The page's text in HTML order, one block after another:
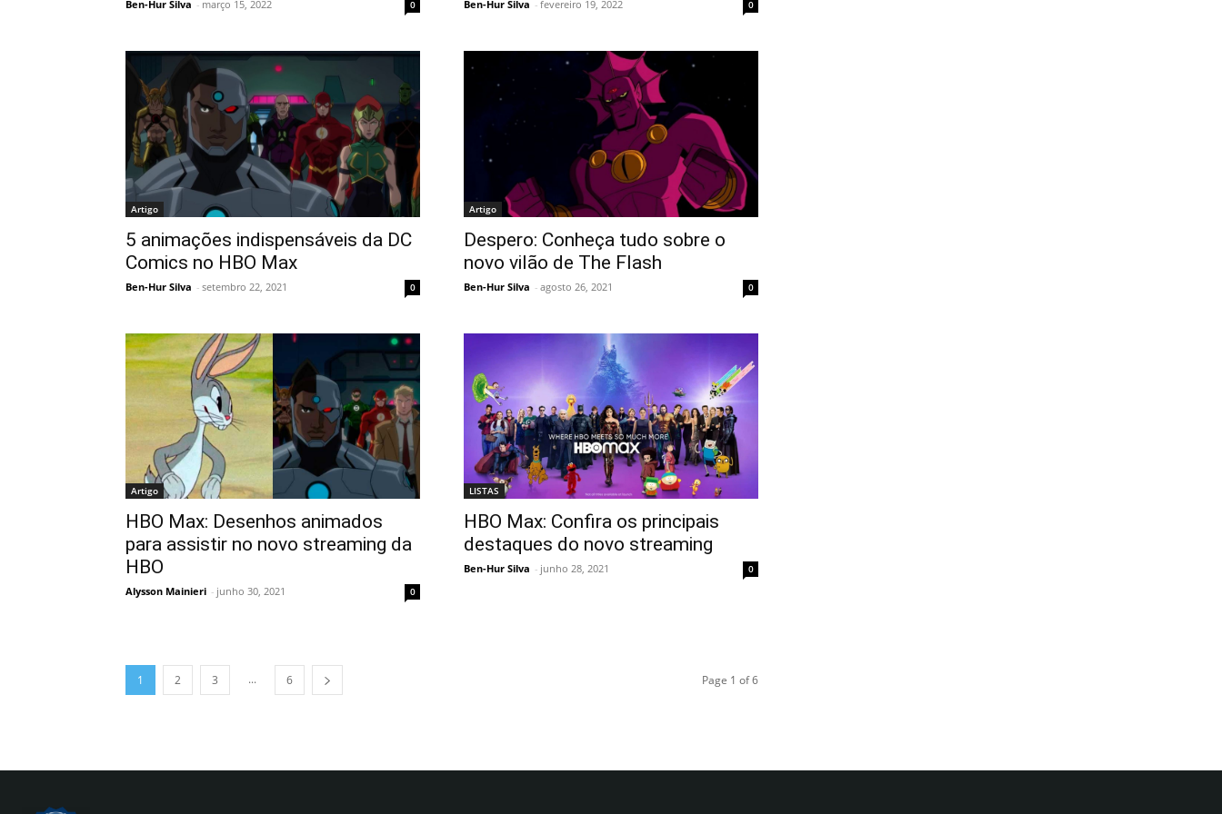
Ben-Hur Silva - março 15, 2022 0 Ben-Hur Silva - fevereiro 19, 2022 0
Artigo
5 animações indispensáveis da DC
Comics no HBO Max
Ben-Hur Silva - setembro 22, 2021 0
Artigo
Despero: Conheça tudo sobre o
novo vilão de The Flash
Ben-Hur Silva - agosto 26, 2021 0
Artigo
HBO Max: Desenhos animados
para assistir no novo streaming da
HBO
Alysson Mainieri - junho 30, 2021 0
LISTAS
HBO Max: Confira os principais
destaques do novo streaming
Ben-Hur Silva - junho 28, 2021 0
1 2 3 ... 6 Page 1 of 6